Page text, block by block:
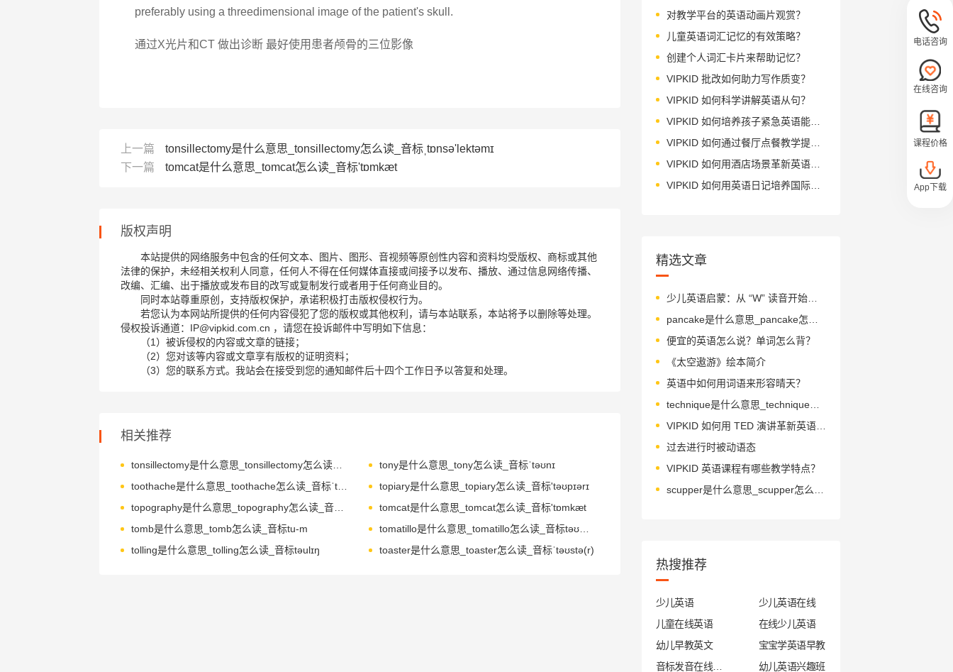
preferably using a threedimensional image of the patient's skull.
通过X光片和CT 做出诊断 最好使用患者颅骨的三位影像
上一篇
tonsillectomy是什么意思_tonsillectomy怎么读_音标ˌtɒnsə'lektəmɪ
下一篇
tomcat是什么意思_tomcat怎么读_音标'tɒmkæt
版权声明
本站提供的网络服务中包含的任何文本、图片、图形、音视频等原创性内容和资料均受版权、商标或其他
法律的保护，未经相关权利人同意，任何人不得在任何媒体直接或间接予以发布、播放、通过信息网络传播、
改编、汇编、出于播放或发布目的改写或复制发行或者用于任何商业目的。
同时本站尊重原创，支持版权保护，承诺积极打击版权侵权行为。
若您认为本网站所提供的任何内容侵犯了您的版权或其他权利，请与本站联系，本站将予以删除等处理。
侵权投诉通道：IP@vipkid.com.cn ，请您在投诉邮件中写明如下信息：
（1）被诉侵权的内容或文章的链接；
（2）您对该等内容或文章享有版权的证明资料；
（3）您的联系方式。我站会在接受到您的通知邮件后十四个工作日予以答复和处理。
相关推荐
tonsillectomy是什么意思_tonsillectomy怎么读_音标ˌtɒnsə'lektəmɪ
tony是什么意思_tony怎么读_音标ˈtəʊnɪ
toothache是什么意思_toothache怎么读_音标ˈtu-θeɪk
topiary是什么意思_topiary怎么读_音标'təʊpɪərɪ
topography是什么意思_topography怎么读_音标təˈpɒgrəfɪ
tomcat是什么意思_tomcat怎么读_音标'tɒmkæt
tomb是什么意思_tomb怎么读_音标tu-m
tomatillo是什么意思_tomatillo怎么读_音标təʊmə'ti-ləʊ
tolling是什么意思_tolling怎么读_音标təulɪŋ
toaster是什么意思_toaster怎么读_音标ˈtəʊstə(r)
对教学平台的英语动画片观赏？
儿童英语词汇记忆的有效策略？
创建个人词汇卡片来帮助记忆？
VIPKID 批改如何助力写作质变？
VIPKID 如何科学讲解英语从句？
VIPKID 如何培养孩子紧急英语能力？
VIPKID 如何通过餐厅点餐教学提升少儿英语应用能力？
VIPKID 如何用酒店场景革新英语教学？
VIPKID 如何用英语日记培养国际化人才？
精选文章
少儿英语启蒙：从 “W” 读音开始的发音训练
便宜的英语怎么说？单词怎么背？
《太空遨游》绘本简介
英语中如何用词语来形容晴天？
technique是什么意思_technique怎么读_音标tekˈni-k
VIPKID 如何用 TED 演讲革新英语教学？
过去进行时被动语态
VIPKID 英语课程有哪些教学特点？
热搜推荐
少儿英语
少儿英语在线
儿童在线英语
在线少儿英语
幼儿早教英文
宝宝学英语早教
幼儿英语兴趣班
电话咨询
在线咨询
课程价格
App下载